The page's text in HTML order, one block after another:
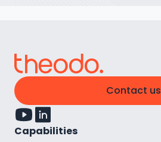
Contact us
Capabilities